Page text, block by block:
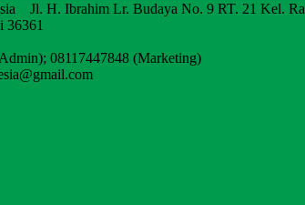
Jl. H. Ibrahim Lr. Budaya No. 9 RT. 21 Kel.
36361
08117447848 (Marketing)